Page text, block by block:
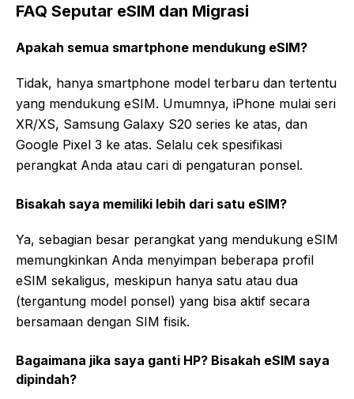
FAQ Seputar eSIM dan Migrasi
Apakah semua smartphone mendukung eSIM?
Tidak, hanya smartphone model terbaru dan tertentu
yang mendukung eSIM. Umumnya, iPhone mulai seri
XR/XS, Samsung Galaxy S20 series ke atas, dan
Google Pixel 3 ke atas. Selalu cek spesifikasi
perangkat Anda atau cari di pengaturan ponsel.
Bisakah saya memiliki lebih dari satu eSIM?
Ya, sebagian besar perangkat yang mendukung eSIM
memungkinkan Anda menyimpan beberapa profil
eSIM sekaligus, meskipun hanya satu atau dua
(tergantung model ponsel) yang bisa aktif secara
bersamaan dengan SIM fisik.
Bagaimana jika saya ganti HP? Bisakah eSIM saya
dipindah?